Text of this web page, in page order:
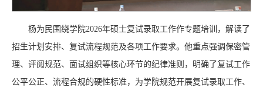
杨为民围绕学院2026年硕士复试录取工作作专题培训，解读了
招生计划安排、复试流程规范及各项工作要求。他重点强调保密管
理、评阅规范、面试组织等核心环节的纪律准则，明确了复试工作
公平公正、流程合规的硬性标准，为学院规范开展复试录取工作、